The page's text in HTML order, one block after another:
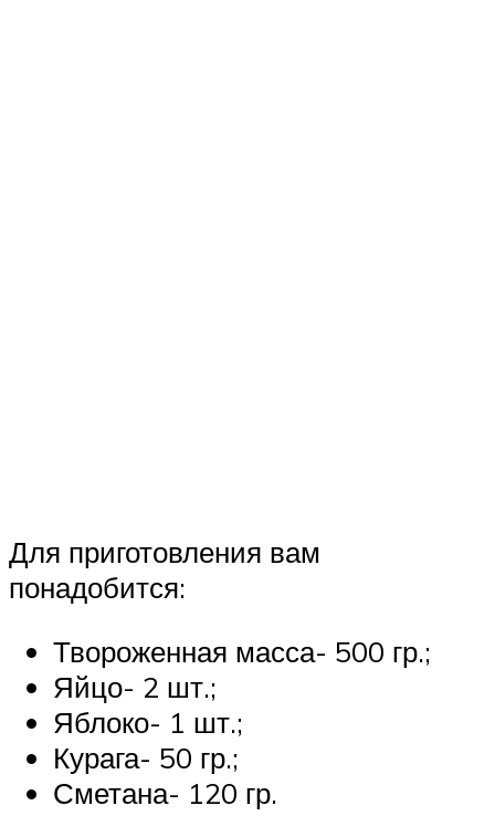
Для приготовления вам
понадобится:
Твороженная масса- 500 гр.;
Яйцо- 2 шт.;
Яблоко- 1 шт.;
Курага- 50 гр.;
Сметана- 120 гр.